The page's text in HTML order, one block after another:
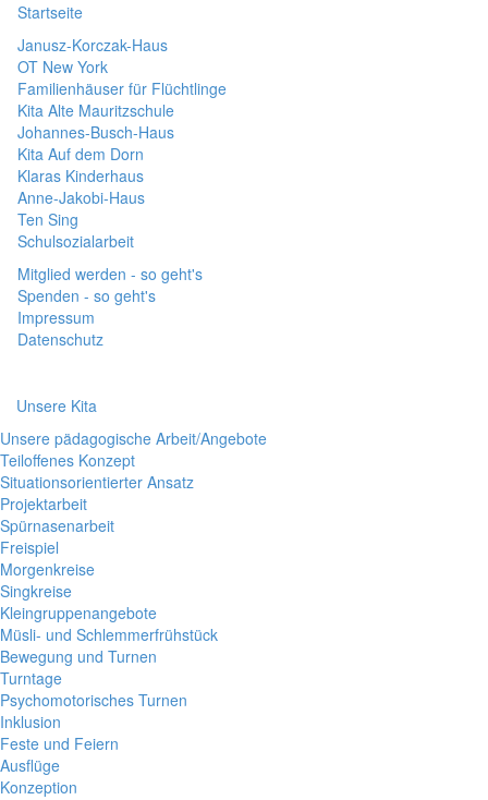
Startseite
Janusz-Korczak-Haus
OT New York
Familienhäuser für Flüchtlinge
Kita Alte Mauritzschule
Johannes-Busch-Haus
Kita Auf dem Dorn
Klaras Kinderhaus
Anne-Jakobi-Haus
Ten Sing
Schulsozialarbeit
Mitglied werden - so geht's
Spenden - so geht's
Impressum
Datenschutz
Unsere Kita
Unsere pädagogische Arbeit/Angebote
Teiloffenes Konzept
Situationsorientierter Ansatz
Projektarbeit
Spürnasenarbeit
Freispiel
Morgenkreise
Singkreise
Kleingruppenangebote
Müsli- und Schlemmerfrühstück
Bewegung und Turnen
Turntage
Psychomotorisches Turnen
Inklusion
Feste und Feiern
Ausflüge
Konzeption